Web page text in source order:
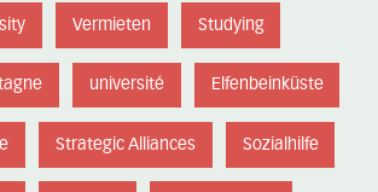
Vermieten Studying
université Elfenbeinküste
Strategic Alliances Sozialhilfe